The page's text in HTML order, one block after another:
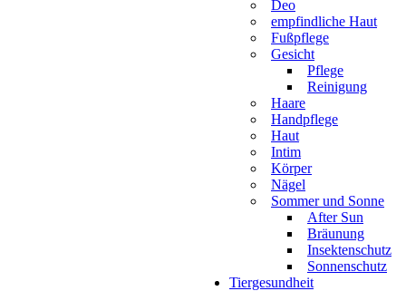
Deo
empfindliche Haut
Fußpflege
Gesicht
Pflege
Reinigung
Haare
Handpflege
Haut
Intim
Körper
Nägel
Sommer und Sonne
After Sun
Bräunung
Insektenschutz
Sonnenschutz
Tiergesundheit